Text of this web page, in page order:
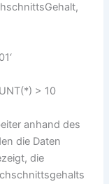
> 10
anhand des
die Daten
die